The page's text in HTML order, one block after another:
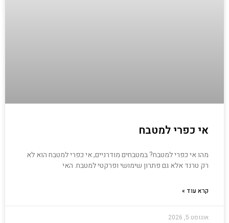
אי כפרי למטבח
מהו אי כפרי למטבח? במטבחים מודרניים, אי כפרי למטבח הוא לא
רק טרנד אלא גם פתרון שימושי ופרקטי למטבח. האי
קרא עוד »
אוגוסט 5, 2026